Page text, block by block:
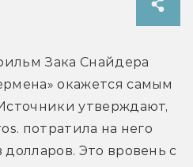
Зака Снайдера
окажется самым
утверждают,
потратила на него
Это вровень с